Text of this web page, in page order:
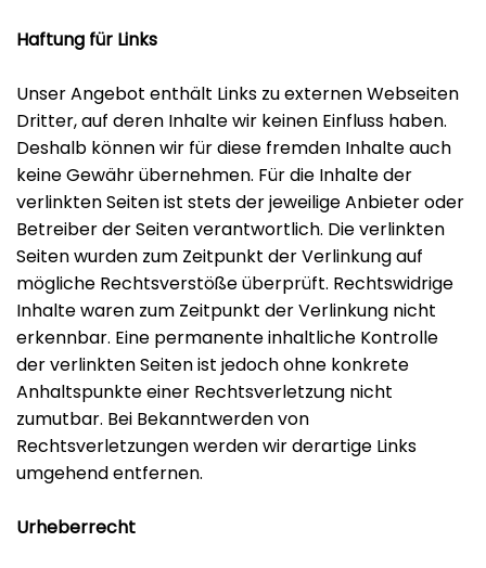
Haftung für Links
Unser Angebot enthält Links zu externen Webseiten
Dritter, auf deren Inhalte wir keinen Einfluss haben.
Deshalb können wir für diese fremden Inhalte auch
keine Gewähr übernehmen. Für die Inhalte der
verlinkten Seiten ist stets der jeweilige Anbieter oder
Betreiber der Seiten verantwortlich. Die verlinkten
Seiten wurden zum Zeitpunkt der Verlinkung auf
mögliche Rechtsverstöße überprüft. Rechtswidrige
Inhalte waren zum Zeitpunkt der Verlinkung nicht
erkennbar. Eine permanente inhaltliche Kontrolle
der verlinkten Seiten ist jedoch ohne konkrete
Anhaltspunkte einer Rechtsverletzung nicht
zumutbar. Bei Bekanntwerden von
Rechtsverletzungen werden wir derartige Links
umgehend entfernen.
Urheberrecht